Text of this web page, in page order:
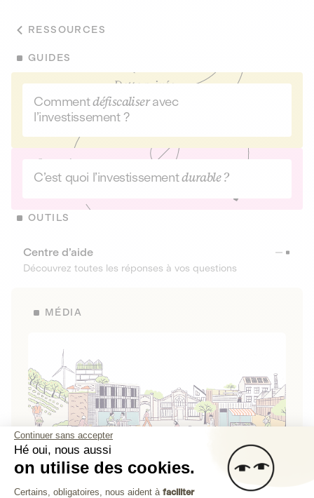
RESSOURCES
GUIDES
Commentdéfiscaliser avec
l’investissement ?
C’est quoi l’investissementdurable ?
OUTILS
Centre d’aide
Découvrez toutes les réponses à vos questions
MÉDIA
Continuer sans accepter
Hé oui, nous aussi
on utilise des cookies.
Plateforme de Gestion du
Certains, obligatoires, nous aident à faciliter